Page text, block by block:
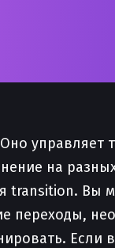
управляет
на
transition. Вы
переходы,
Если